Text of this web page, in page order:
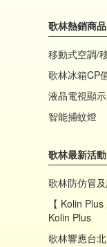
歌林熱銷商品
移動式空調/
歌林冰箱CP
液晶電視顯
智能捕蚊燈
歌林最新活動
歌林防仿冒
【 Kolin
Kolin Plus
歌林響應台